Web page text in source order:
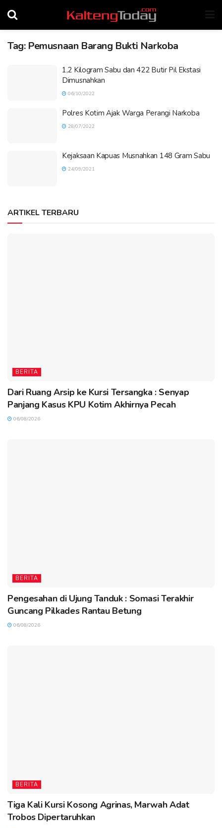
Tag: Pemusnaan Barang Bukti Narkoba
1,2 Kilogram Sabu dan 422 Butir Pil Ekstasi
Dimusnahkan
06/10/2022
Polres Kotim Ajak Warga Perangi Narkoba
28/07/2022
Kejaksaan Kapuas Musnahkan 148 Gram Sabu
24/09/2021
ARTIKEL TERBARU
BERITA
Dari Ruang Arsip ke Kursi Tersangka : Senyap
Panjang Kasus KPU Kotim Akhirnya Pecah
06/08/2026
BERITA
Pengesahan di Ujung Tanduk : Somasi Terakhir
Guncang Pilkades Rantau Betung
06/08/2026
BERITA
Tiga Kali Kursi Kosong Agrinas, Marwah Adat
Trobos Dipertaruhkan